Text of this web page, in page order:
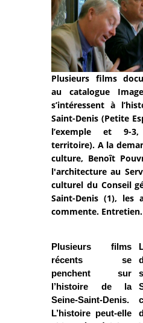
Plusieurs films
au catalogue
s’intéressent à
Saint-Denis (Petite
l’exemple et 9-
territoire). A la
culture, Benoît
l'architecture au
culturel du Conseil
Saint-Denis (1), les
commente. Entretien.
Plusieurs films
récents se
penchent sur
l’histoire de la
Seine-Saint-Denis.
L’histoire peut-elle